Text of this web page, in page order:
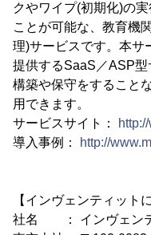
クやワイプ(初期化)の
ことが可能な、教育機
理)サービスです。本サ
提供するSaaS／ASP
構築や保守をすること
用できます。
サービスサイト：
導入事例：
http://
【インヴェンティット
社名 ： インヴェン